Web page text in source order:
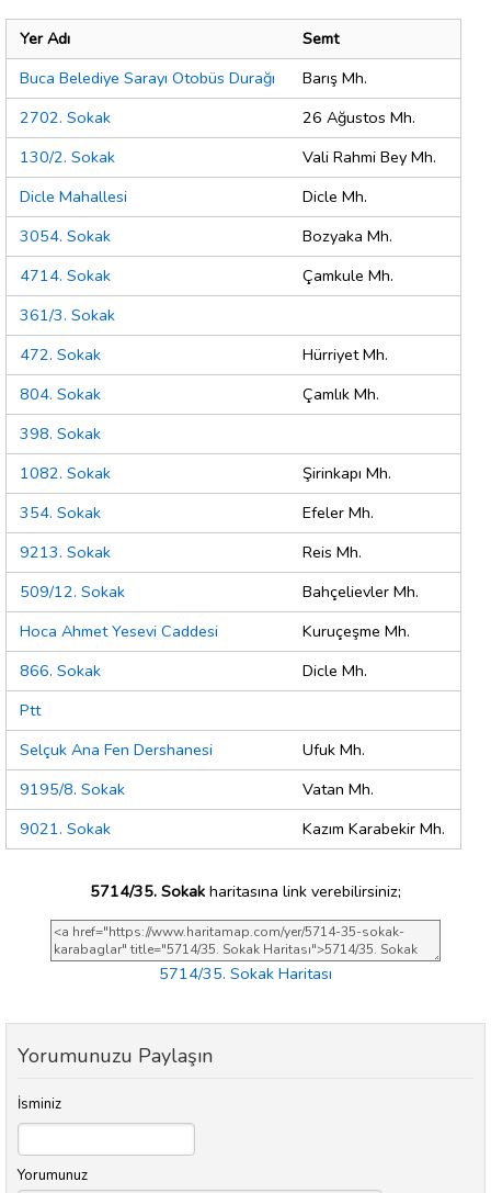
Yer Adı
Semt
Buca Belediye Sarayı Otobüs Durağı
Barış Mh.
2702. Sokak
26 Ağustos Mh.
130/2. Sokak
Vali Rahmi Bey Mh.
Dicle Mahallesi
Dicle Mh.
3054. Sokak
Bozyaka Mh.
4714. Sokak
Çamkule Mh.
361/3. Sokak
472. Sokak
Hürriyet Mh.
804. Sokak
Çamlık Mh.
398. Sokak
1082. Sokak
Şirinkapı Mh.
354. Sokak
Efeler Mh.
9213. Sokak
Reis Mh.
509/12. Sokak
Bahçelievler Mh.
Hoca Ahmet Yesevi Caddesi
Kuruçeşme Mh.
866. Sokak
Dicle Mh.
Ptt
Selçuk Ana Fen Dershanesi
Ufuk Mh.
9195/8. Sokak
Vatan Mh.
9021. Sokak
Kazım Karabekir Mh.
5714/35. Sokak haritasına link verebilirsiniz;
5714/35. Sokak Haritası
Yorumunuzu Paylaşın
İsminiz
Yorumunuz